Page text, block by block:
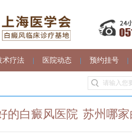
术疗法 | 医院动态 | 预约挂号 |
的白癜风医院 苏州哪